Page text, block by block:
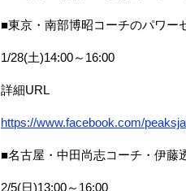
■東京・南部博昭コーチのパワ
1/28(土)14:00～16:00
詳細URL
https://www.facebook.com/
■名古屋・中田尚志コーチ・伊藤
2/5(日)13:00～16:00